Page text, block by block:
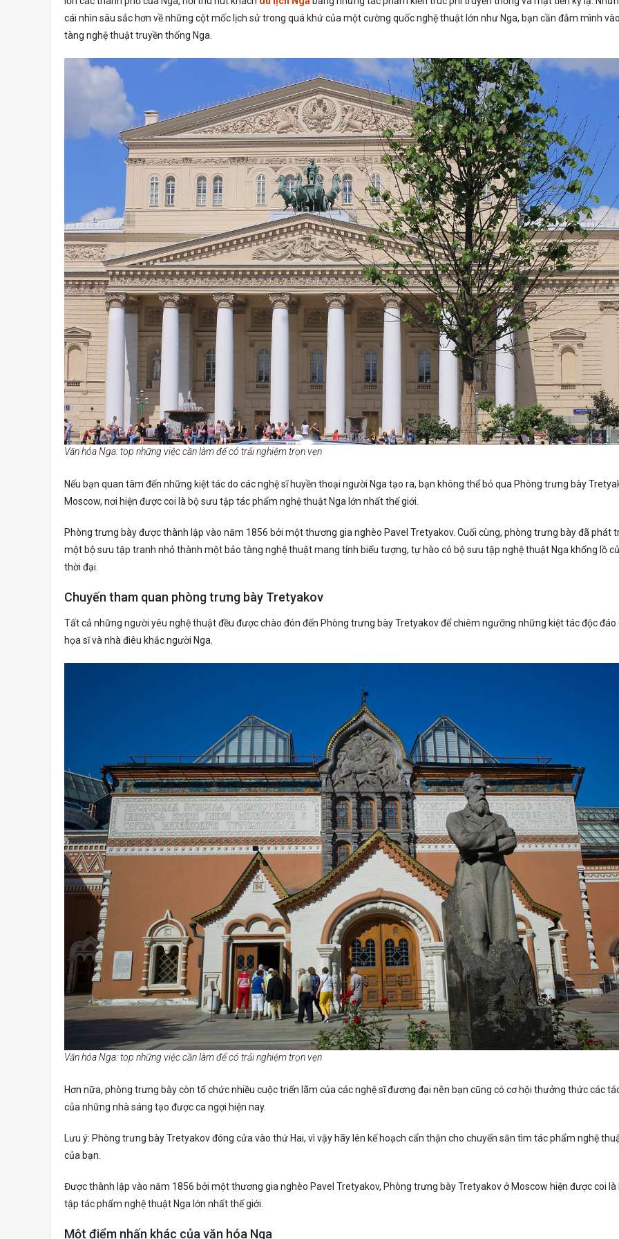
cái nhìn sâu sắc hơn về những cột mốc lịch sử trong quá khứ của một cường quốc nghệ thuật lớn như Nga, bạn cần đắm mình
tàng nghệ thuật truyền thống Nga.
Văn hóa Nga: top những việc cần làm để có trải nghiệm trọn vẹn
Nếu bạn quan tâm đến những kiệt tác do các nghệ sĩ huyền thoại người Nga tạo ra, bạn không thể bỏ qua Phòng trưng bày
Moscow, nơi hiện được coi là bộ sưu tập tác phẩm nghệ thuật Nga lớn nhất thế giới.
Phòng trưng bày được thành lập vào năm 1856 bởi một thương gia nghèo Pavel Tretyakov. Cuối cùng, phòng trưng bày đã phát
một bộ sưu tập tranh nhỏ thành một bảo tàng nghệ thuật mang tính biểu tượng, tự hào có bộ sưu tập nghệ thuật Nga khổng lồ
thời đại.
Chuyến tham quan phòng trưng bày Tretyakov
Tất cả những người yêu nghệ thuật đều được chào đón đến Phòng trưng bày Tretyakov để chiêm ngưỡng những kiệt tác độc đáo
họa sĩ và nhà điêu khắc người Nga.
Văn hóa Nga: top những việc cần làm để có trải nghiệm trọn vẹn
Hơn nữa, phòng trưng bày còn tổ chức nhiều cuộc triển lãm của các nghệ sĩ đương đại nên bạn cũng có cơ hội thưởng thức các
của những nhà sáng tạo được ca ngợi hiện nay.
Lưu ý: Phòng trưng bày Tretyakov đóng cửa vào thứ Hai, vì vậy hãy lên kế hoạch cẩn thận cho chuyến săn tìm tác phẩm nghệ
của bạn.
Được thành lập vào năm 1856 bởi một thương gia nghèo Pavel Tretyakov, Phòng trưng bày Tretyakov ở Moscow hiện được coi là
tập tác phẩm nghệ thuật Nga lớn nhất thế giới.
Một điểm nhấn khác của văn hóa Nga